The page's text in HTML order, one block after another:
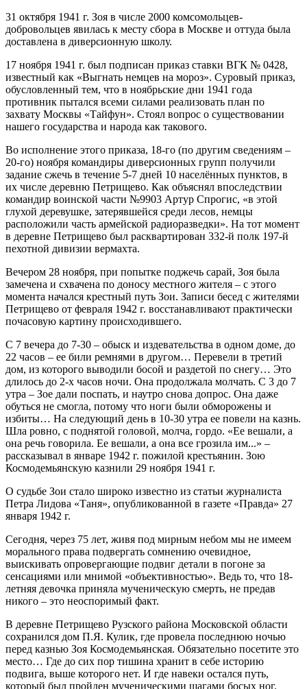
31 октября 1941 г. Зоя в числе 2000 комсомольцев-
добровольцев явилась к месту сбора в Москве и оттуда была
доставлена в диверсионную школу.
17 ноября 1941 г. был подписан приказ ставки ВГК № 0428,
известный как «Выгнать немцев на мороз». Суровый приказ,
обусловленный тем, что в ноябрьские дни 1941 года
противник пытался всеми силами реализовать план по
захвату Москвы «Тайфун». Стоял вопрос о существовании
нашего государства и народа как такового.
Во исполнение этого приказа, 18-го (по другим сведениям –
20-го) ноября командиры диверсионных групп получили
задание сжечь в течение 5-7 дней 10 населённых пунктов, в
их числе деревню Петрищево. Как объяснял впоследствии
командир воинской части №9903 Артур Спрогис, «в этой
глухой деревушке, затерявшейся среди лесов, немцы
расположили часть армейской радиоразведки». На тот момент
в деревне Петрищево был расквартирован 332-й полк 197-й
пехотной дивизии вермахта.
Вечером 28 ноября, при попытке поджечь сарай, Зоя была
замечена и схвачена по доносу местного жителя – с этого
момента начался крестный путь Зои. Записи бесед с жителями
Петрищево от февраля 1942 г. восстанавливают практически
почасовую картину происходившего.
С 7 вечера до 7-30 – обыск и издевательства в одном доме, до
22 часов – ее били ремнями в другом… Перевели в третий
дом, из которого выводили босой и раздетой по снегу… Это
длилось до 2-х часов ночи. Она продолжала молчать. С 3 до 7
утра – Зое дали поспать, и наутро снова допрос. Она даже
обуться не смогла, потому что ноги были обморожены и
избиты… На следующий день в 10-30 утра ее повели на казнь.
Шла ровно, с поднятой головой, молча, гордо. «Ее вешали, а
она речь говорила. Ее вешали, а она все грозила им...» –
рассказывал в январе 1942 г. пожилой крестьянин. Зою
Космодемьянскую казнили 29 ноября 1941 г.
О судьбе Зои стало широко известно из статьи журналиста
Петра Лидова «Таня», опубликованной в газете «Правда» 27
января 1942 г.
Сегодня, через 75 лет, живя под мирным небом мы не имеем
морального права подвергать сомнению очевидное,
выискивать опровергающие подвиг детали в погоне за
сенсациями или мнимой «объективностью». Ведь то, что 18-
летняя девочка приняла мученическую смерть, не предав
никого – это неоспоримый факт.
В деревне Петрищево Рузского района Московской области
сохранился дом П.Я. Кулик, где провела последнюю ночью
перед казнью Зоя Космодемьянская. Обязательно посетите это
место… Где до сих пор тишина хранит в себе историю
подвига, выше которого нет. И где навеки остался путь,
который был пройден мученическими шагами босых ног.